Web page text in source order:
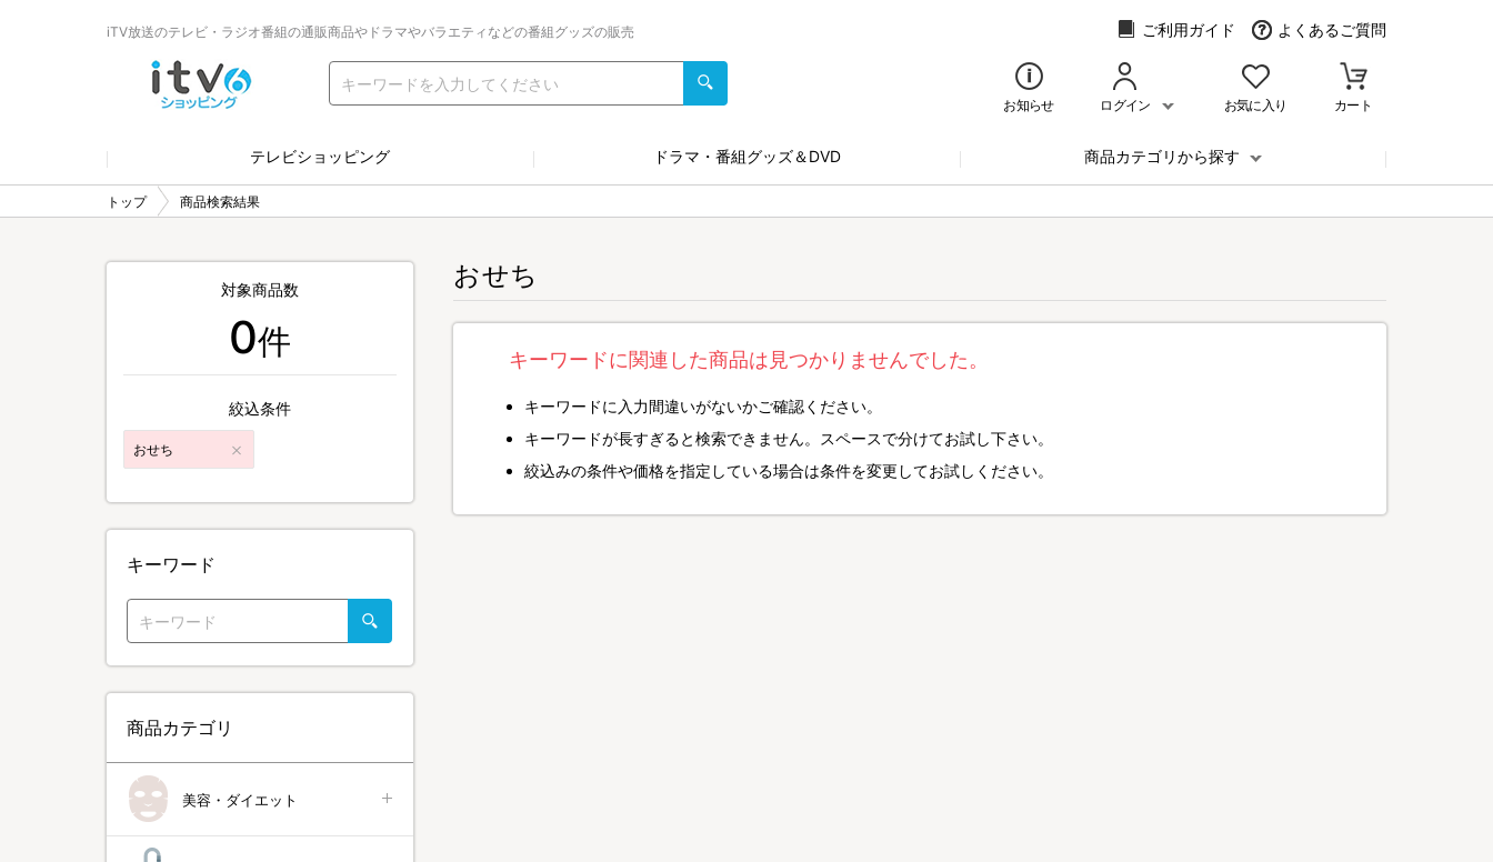
iTV放送のテレビ・ラジオ番組の通販商品やドラマやバラエティなどの番組グッズの販売 ご利用ガイド よくあるご質問
お知らせ ログイン お気に入り カート
テレビショッピング ドラマ・番組グッズ＆DVD 商品カテゴリから探す
トップ 商品検索結果
おせち
キーワードに関連した商品は見つかりませんでした。
キーワードに入力間違いがないかご確認ください。
キーワードが長すぎると検索できません。スペースで分けてお試し下さい。
絞込みの条件や価格を指定している場合は条件を変更してお試しください。
対象商品数
0件
絞込条件
おせち
キーワード
商品カテゴリ
美容・ダイエット